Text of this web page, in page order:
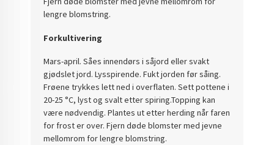
lengre blomstring.
Forkultivering
Mars-april. Såes innendørs i såjord eller svakt
gjødslet jord. Lysspirende. Fukt jorden før såing.
Frøene trykkes lett ned i overflaten. Sett pottene i
20-25 °C, lyst og svalt etter spiring.Topping kan
være nødvendig. Plantes ut etter herding når faren
for frost er over. Fjern døde blomster med jevne
mellomrom for lengre blomstring.